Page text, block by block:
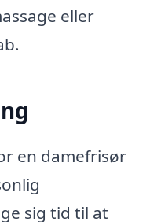
eller
en damefrisør
sig tid til at